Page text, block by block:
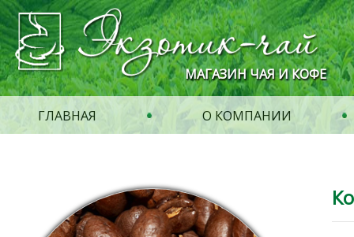
МАГАЗИН ЧАЯ И КОФЕ
ГЛАВНАЯ О КОМПАНИИ